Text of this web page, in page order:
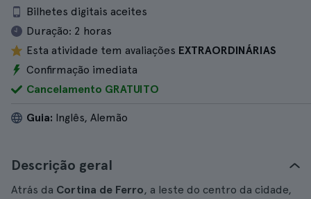
Bilhetes digitais aceites
Duração: 2 horas
Esta atividade tem avaliações EXTRAORDINÁRIAS
Confirmação imediata
Cancelamento GRATUITO
Guia: Inglês, Alemão
Descrição geral
Atrás da Cortina de Ferro, a leste do centro da cidade,